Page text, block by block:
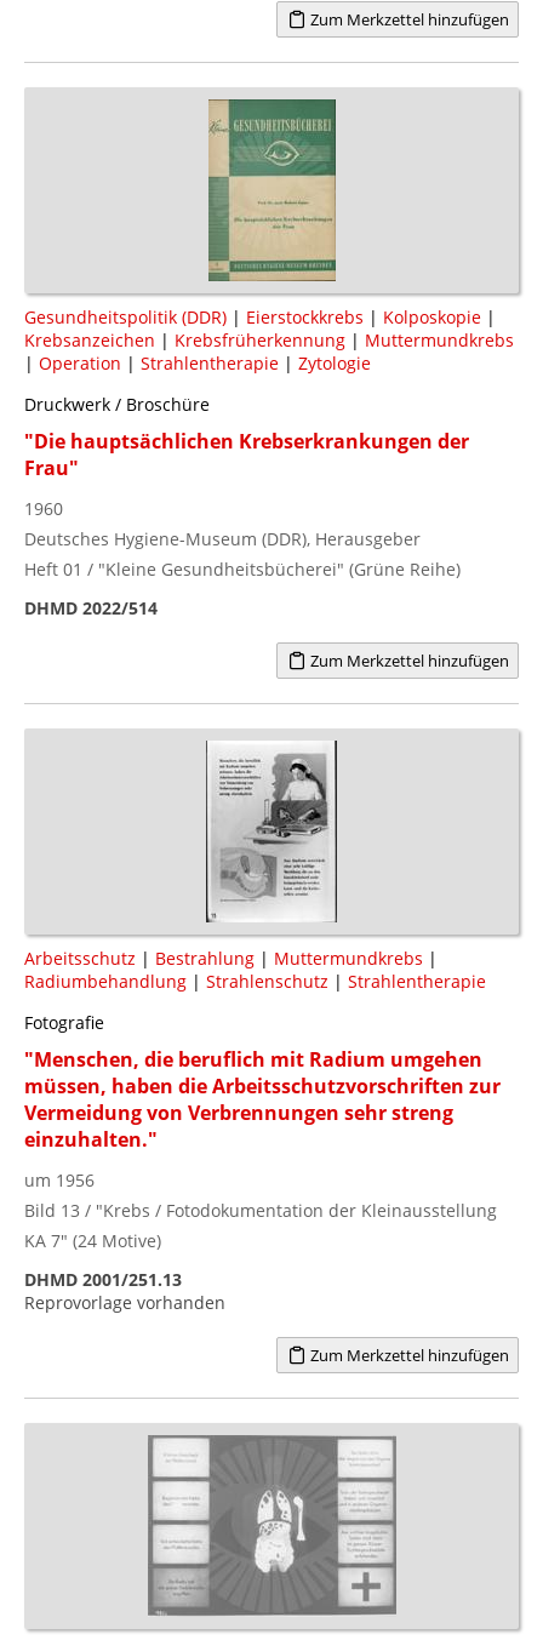
Zum Merkzettel hinzufügen
Gesundheitspolitik (DDR) | Eierstockkrebs | Kolposkopie |
Krebsanzeichen | Krebsfrüherkennung | Muttermundkrebs
| Operation | Strahlentherapie | Zytologie
Druckwerk / Broschüre
"Die hauptsächlichen Krebserkrankungen der
Frau"
1960
Deutsches Hygiene-Museum (DDR), Herausgeber
Heft 01 / "Kleine Gesundheitsbücherei" (Grüne Reihe)
DHMD 2022/514
Zum Merkzettel hinzufügen
Arbeitsschutz | Bestrahlung | Muttermundkrebs |
Radiumbehandlung | Strahlenschutz | Strahlentherapie
Fotografie
"Menschen, die beruflich mit Radium umgehen
müssen, haben die Arbeitsschutzvorschriften zur
Vermeidung von Verbrennungen sehr streng
einzuhalten."
um 1956
Bild 13 / "Krebs / Fotodokumentation der Kleinausstellung
KA 7" (24 Motive)
DHMD 2001/251.13
Reprovorlage vorhanden
Zum Merkzettel hinzufügen